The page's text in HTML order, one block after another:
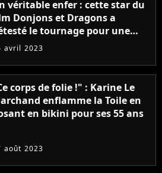
véritable enfer : cette star du
Donjons et Dragons a
le tournage pour une
très spéciale
avril 2023
corps de folie !" : Karine Le
enflamme la Toile en
en bikini pour ses 55 ans
août 2023